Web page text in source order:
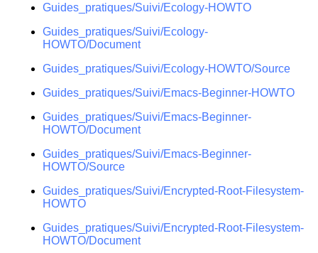
Guides_pratiques/Suivi/Ecology-HOWTO
Guides_pratiques/Suivi/Ecology-
HOWTO/Document
Guides_pratiques/Suivi/Ecology-HOWTO/Source
Guides_pratiques/Suivi/Emacs-Beginner-HOWTO
Guides_pratiques/Suivi/Emacs-Beginner-
HOWTO/Document
Guides_pratiques/Suivi/Emacs-Beginner-
HOWTO/Source
Guides_pratiques/Suivi/Encrypted-Root-Filesystem-
HOWTO
Guides_pratiques/Suivi/Encrypted-Root-Filesystem-
HOWTO/Document